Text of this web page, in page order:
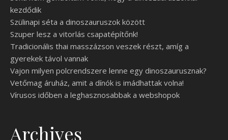
kezdődik
Szülinapi séta a dinoszauruszok között
Szuper lesz a vitorlás csapatépítőnk!
Tradicionális thai masszázson veszek részt, amíg a
gyerekek távol vannak
Vajon milyen polcrendszere lenne egy dinoszaurusznak?
Vetőmag áruház, amit a dínók is imádhattak volna!
Vírusos időben a leghasznosabbak a webshopok
Archives